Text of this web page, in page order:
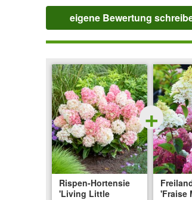
Hortensie
'Living
Blossom®'
eigene Bewertung
Rispen-Hortensie
'Living Little
+
'Fraise